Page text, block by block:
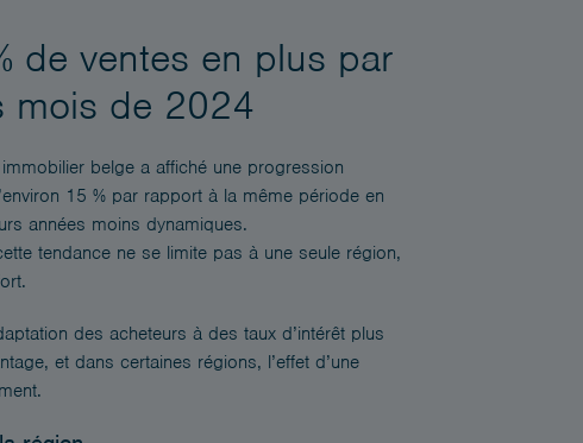
de ventes en plus par
mois de 2024
belge a affiché une progression
15 % par rapport à la même période en
années moins dynamiques.
tendance ne se limite pas à une seule région,
des acheteurs à des taux d’intérêt plus
et dans certaines régions, l’effet d’une